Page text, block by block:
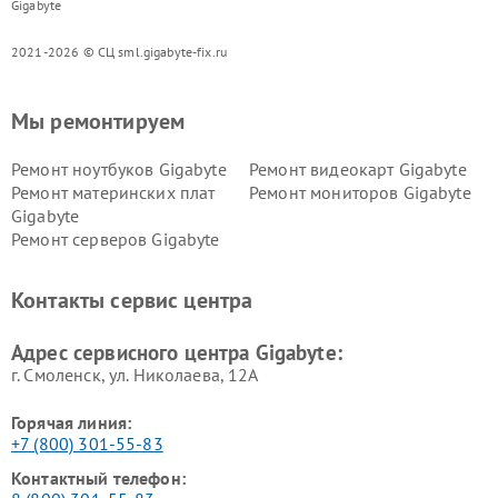
Gigabyte
2021-2026 © СЦ sml.gigabyte-fix.ru
Мы ремонтируем
Ремонт ноутбуков Gigabyte
Ремонт видеокарт Gigabyte
Ремонт материнских плат
Gigabyte
Ремонт мониторов Gigabyte
Ремонт серверов Gigabyte
Контакты сервис центра
Адрес сервисного центра Gigabyte:
г. Смоленск, ул. Николаева, 12А
Горячая линия:
+7 (800) 301-55-83
Контактный телефон: